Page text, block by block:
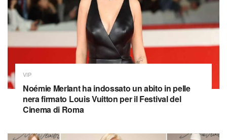
VIP
Noémie Merlant ha indossato un abito in pelle
nera firmato Louis Vuitton per il Festival del
Cinema di Roma